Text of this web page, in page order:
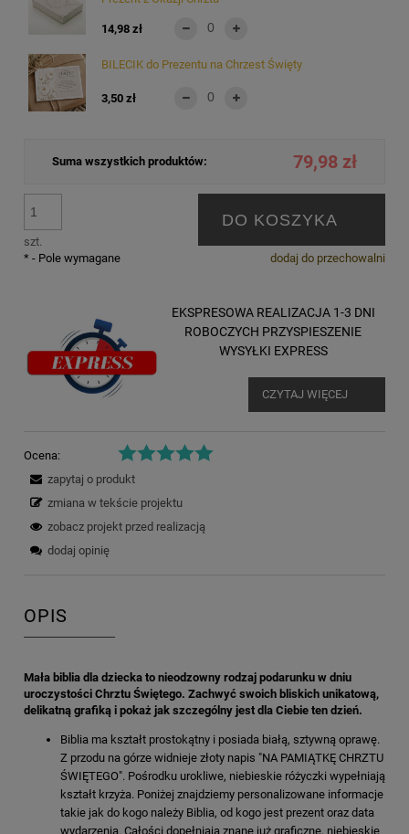
14,98 zł
BILECIK do Prezentu na Chrzest Święty
3,50 zł
Suma wszystkich produktów: 79,98 zł
szt.
DO KOSZYKA
dodaj do przechowalni
* - Pole wymagane
EKSPRESOWA REALIZACJA 1-3 DNI
ROBOCZYCH PRZYSPIESZENIE
WYSYŁKI EXPRESS
CZYTAJ WIĘCEJ
Ocena:
zapytaj o produkt
zmiana w tekście projektu
zobacz projekt przed realizacją
dodaj opinię
OPIS
Mała biblia dla dziecka to nieodzowny rodzaj podarunku w dniu
uroczystości Chrztu Świętego. Zachwyć swoich bliskich unikatową,
delikatną grafiką i pokaż jak szczególny jest dla Ciebie ten dzień.
Biblia ma kształt prostokątny i posiada białą, sztywną oprawę.
Z przodu na górze widnieje złoty napis "NA PAMIĄTKĘ CHRZTU
ŚWIĘTEGO". Pośrodku urokliwe, niebieskie różyczki wypełniają
kształt krzyża. Poniżej znajdziemy personalizowane informacje
takie jak do kogo należy Biblia, od kogo jest prezent oraz data
wydarzenia. Całości dopełniają znane już graficzne, niebieskie